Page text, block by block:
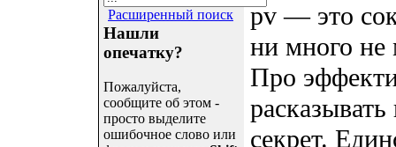
Расширенный поиск
Нашли
опечатку?
Пожалуйста,
сообщите об этом -
просто выделите
ошибочное слово или
pv — это
ни много не
Про
секрет.